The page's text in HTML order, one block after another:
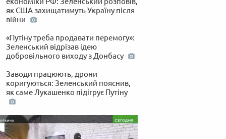
як США захищатимуть Україну після
війни
«Путіну треба продавати перемогу»:
Зеленський відрізав ідею
добровільного виходу з Донбасу
Заводи працюють, дрони
коригуються: Зеленський пояснив,
як саме Лукашенко підігрує Путіну